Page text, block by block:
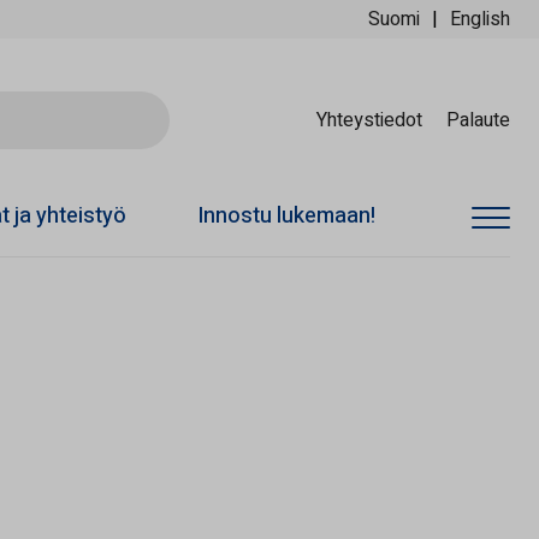
Suomi English
Yhteystiedot Palaute
ja yhteistyö Innostu lukemaan!